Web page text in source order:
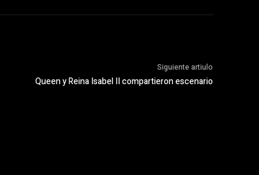
Siguiente artiulo
Queen y Reina Isabel II compartieron escenario